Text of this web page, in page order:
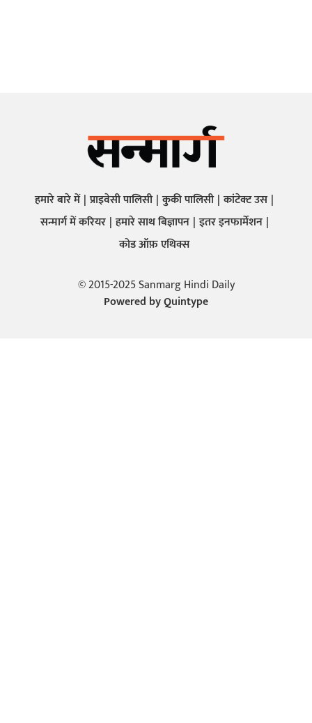
हमारे बारे में प्राइवेसी पालिसी कुकी पालिसी कांटेक्ट उस
सन्मार्ग में करियर हमारे साथ बिज्ञापन इतर इनफार्मेशन
कोड ऑफ़ एथिक्स
© 2015-2025 Sanmarg Hindi Daily
Powered byQuintype